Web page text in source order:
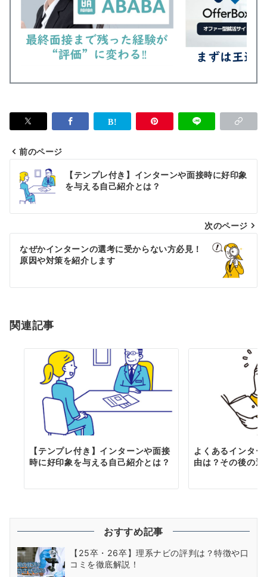
投
稿
ナ
ビ
ゲ
ー
シ
ン
前のページ
【テンプレ付き】インターンや面接時に好印象
を与える自己紹介とは？
次のページ
なぜかインターンの選考に受からない方必見！
原因や対策を紹介します
関連記事
【テンプレ付き】インターンや面接
時に好印象を与える自己紹介とは？
よくあるインタ
由は？その後の
おすすめ記事
【25卒・26卒】理系ナビの評判は？特徴や口
コミを徹底解説！